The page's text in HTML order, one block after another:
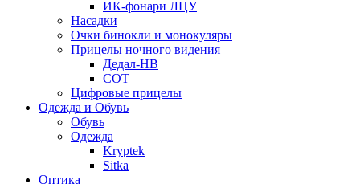
ИК-фонари ЛЦУ
Насадки
Очки бинокли и монокуляры
Прицелы ночного видения
Дедал-НВ
СОТ
Цифровые прицелы
Одежда и Обувь
Обувь
Одежда
Kryptek
Sitka
Оптика